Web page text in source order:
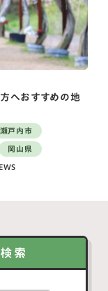
へおすすめの地
瀬戸内市
岡山県
索